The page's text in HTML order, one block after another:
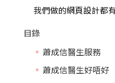
我們做的網頁設計都
目錄
蕭成信醫生服務
蕭成信醫生好唔好